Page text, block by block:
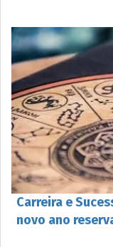
Carreira e
novo ano